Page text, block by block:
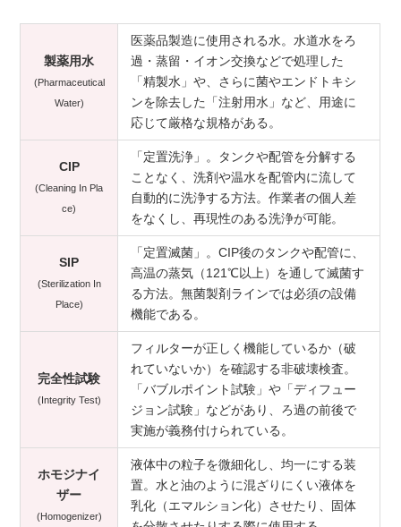
製薬用水
(Pharmaceutical
Water)
医薬品製造に使用される水。水道水をろ
過・蒸留・イオン交換などで処理した
「精製水」や、さらに菌やエンドトキシ
ンを除去した「注射用水」など、用途に
応じて厳格な規格がある。
CIP
(Cleaning In Pla
ce)
「定置洗浄」。タンクや配管を分解する
ことなく、洗剤や温水を配管内に流して
自動的に洗浄する方法。作業者の個人差
をなくし、再現性のある洗浄が可能。
SIP
(Sterilization In
Place)
「定置滅菌」。CIP後のタンクや配管に、
高温の蒸気（121℃以上）を通して滅菌す
る方法。無菌製剤ラインでは必須の設備
機能である。
完全性試験
(Integrity Test)
フィルターが正しく機能しているか（破
れていないか）を確認する非破壊検査。
「バブルポイント試験」や「ディフュー
ジョン試験」などがあり、ろ過の前後で
実施が義務付けられている。
ホモジナイ
ザー
(Homogenizer)
液体中の粒子を微細化し、均一にする装
置。水と油のように混ざりにくい液体を
乳化（エマルション化）させたり、固体